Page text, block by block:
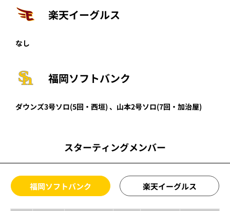
楽天イーグルス
なし
福岡ソフトバンク
ダウンズ3号ソロ(5回・ 西垣) 、 山本2号ソロ(7回・ 加治屋)
スターティングメンバー
福岡ソフトバンク 楽天イーグルス